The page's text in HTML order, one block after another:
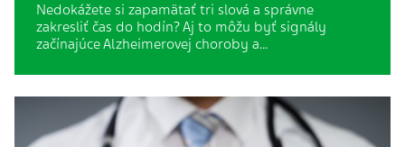
Nedokážete si zapamätať tri slová a správne
zakresliť čas do hodín? Aj to môžu byť signály
začínajúce Alzheimerovej choroby a…